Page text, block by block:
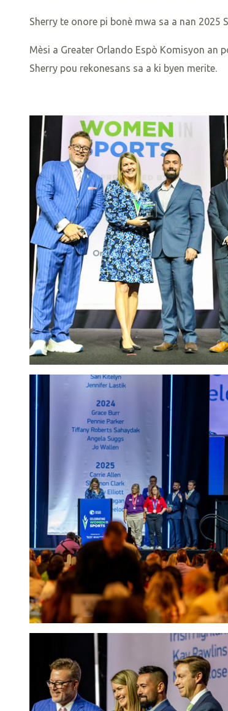
Sherry te onore pi bonè mwa sa a nan
Mèsi a Greater Orlando Espò Komisyon an
Sherry pou rekonesans sa a ki byen merite.